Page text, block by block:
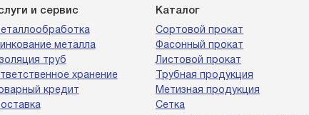
и сервис
металла
труб
хранение
кредит
Каталог
Сортовой прокат
Фасонный прокат
Листовой прокат
Трубная продукция
Метизная продукция
Сетка